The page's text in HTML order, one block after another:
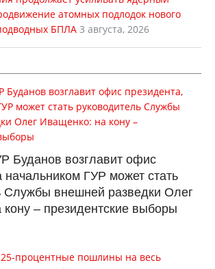
атомных подлодок нового
БПЛА 3 августа, 2026
Буданов возглавит офис
начальником ГУР может стать
Службы внешней разведки Олег
– президентские выборы